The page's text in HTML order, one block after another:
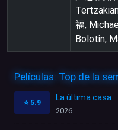
福,
Bolotin,
Películas: Top de la
⭐ 5.9
La última casa
2026